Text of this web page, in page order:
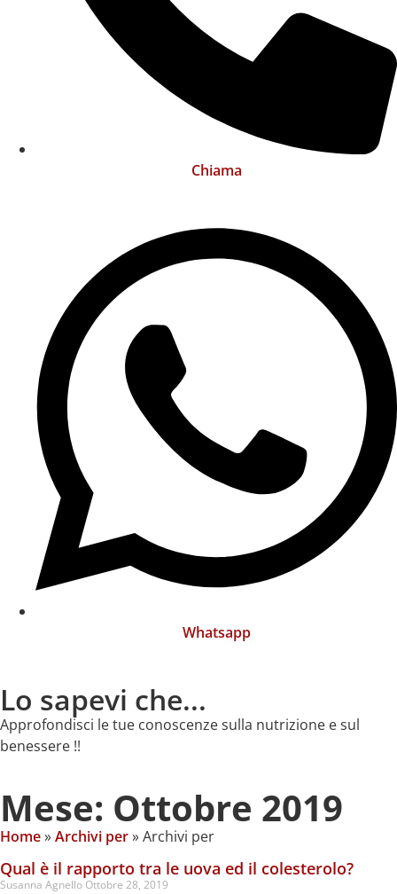
Chiama
Whatsapp
Lo sapevi che...
Approfondisci le tue conoscenze sulla nutrizione e sul
benessere !!
Mese: Ottobre 2019
Home»Archivi per»Archivi per
Qual è il rapporto tra le uova ed il colesterolo?
Susanna Agnello Ottobre 28, 2019